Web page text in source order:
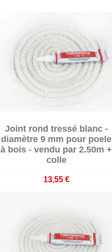
 En stock
Joint rond tressé blanc -
diamètre 9 mm pour poele
à bois - vendu par 2.50m +
colle
13,55 €